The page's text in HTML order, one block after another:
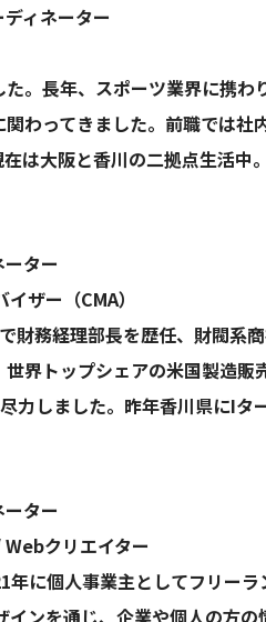
ィネーター
。長年、スポーツ業界に携
わってきました。前職では
は大阪と香川の二拠点生活中。
ター
ザー（CMA）
財務経理部長を歴任、財閥系
世界トップシェアの米国製造
力しました。昨年香川県にIタ
ター
クリエイター
に個人事業主としてフリー
インを通じ、企業や個人の方